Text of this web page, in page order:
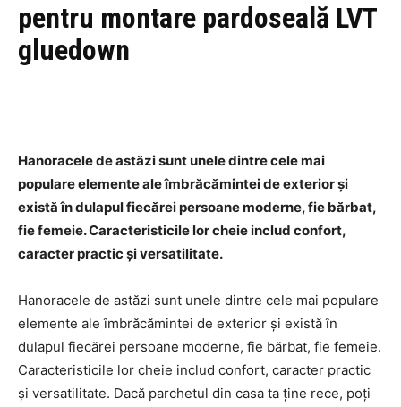
pentru montare pardoseală LVT
gluedown
Hanoracele de astăzi sunt unele dintre cele mai
populare elemente ale îmbrăcămintei de exterior și
există în dulapul fiecărei persoane moderne, fie bărbat,
fie femeie. Caracteristicile lor cheie includ confort,
caracter practic și versatilitate.
Hanoracele de astăzi sunt unele dintre cele mai populare
elemente ale îmbrăcămintei de exterior și există în
dulapul fiecărei persoane moderne, fie bărbat, fie femeie.
Caracteristicile lor cheie includ confort, caracter practic
și versatilitate. Dacă parchetul din casa ta ține rece, poți